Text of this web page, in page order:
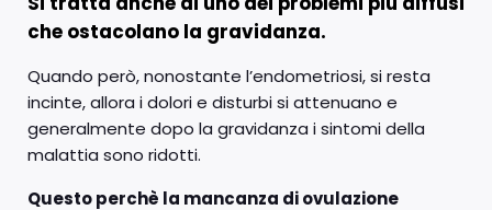
che ostacolano la gravidanza.
Quando però, nonostante l’endometriosi, si resta
incinte, allora i dolori e disturbi si attenuano e
generalmente dopo la gravidanza i sintomi della
malattia sono ridotti.
Questo perchè la mancanza di ovulazione